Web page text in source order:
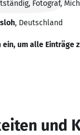
Fotograf,
, Deutschland
ein, um alle Einträge
und